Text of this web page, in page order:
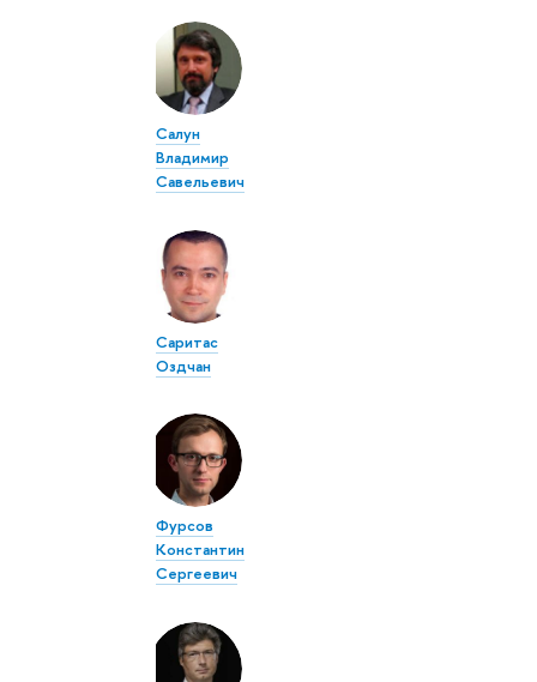
Салун
Владимир
Савельевич
Саритас
Оздчан
Фурсов
Константин
Сергеевич